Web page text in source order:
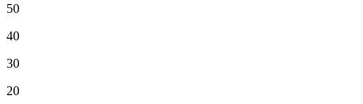
50
40
30
20